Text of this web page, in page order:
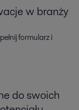
w branży
formularz i
do swoich